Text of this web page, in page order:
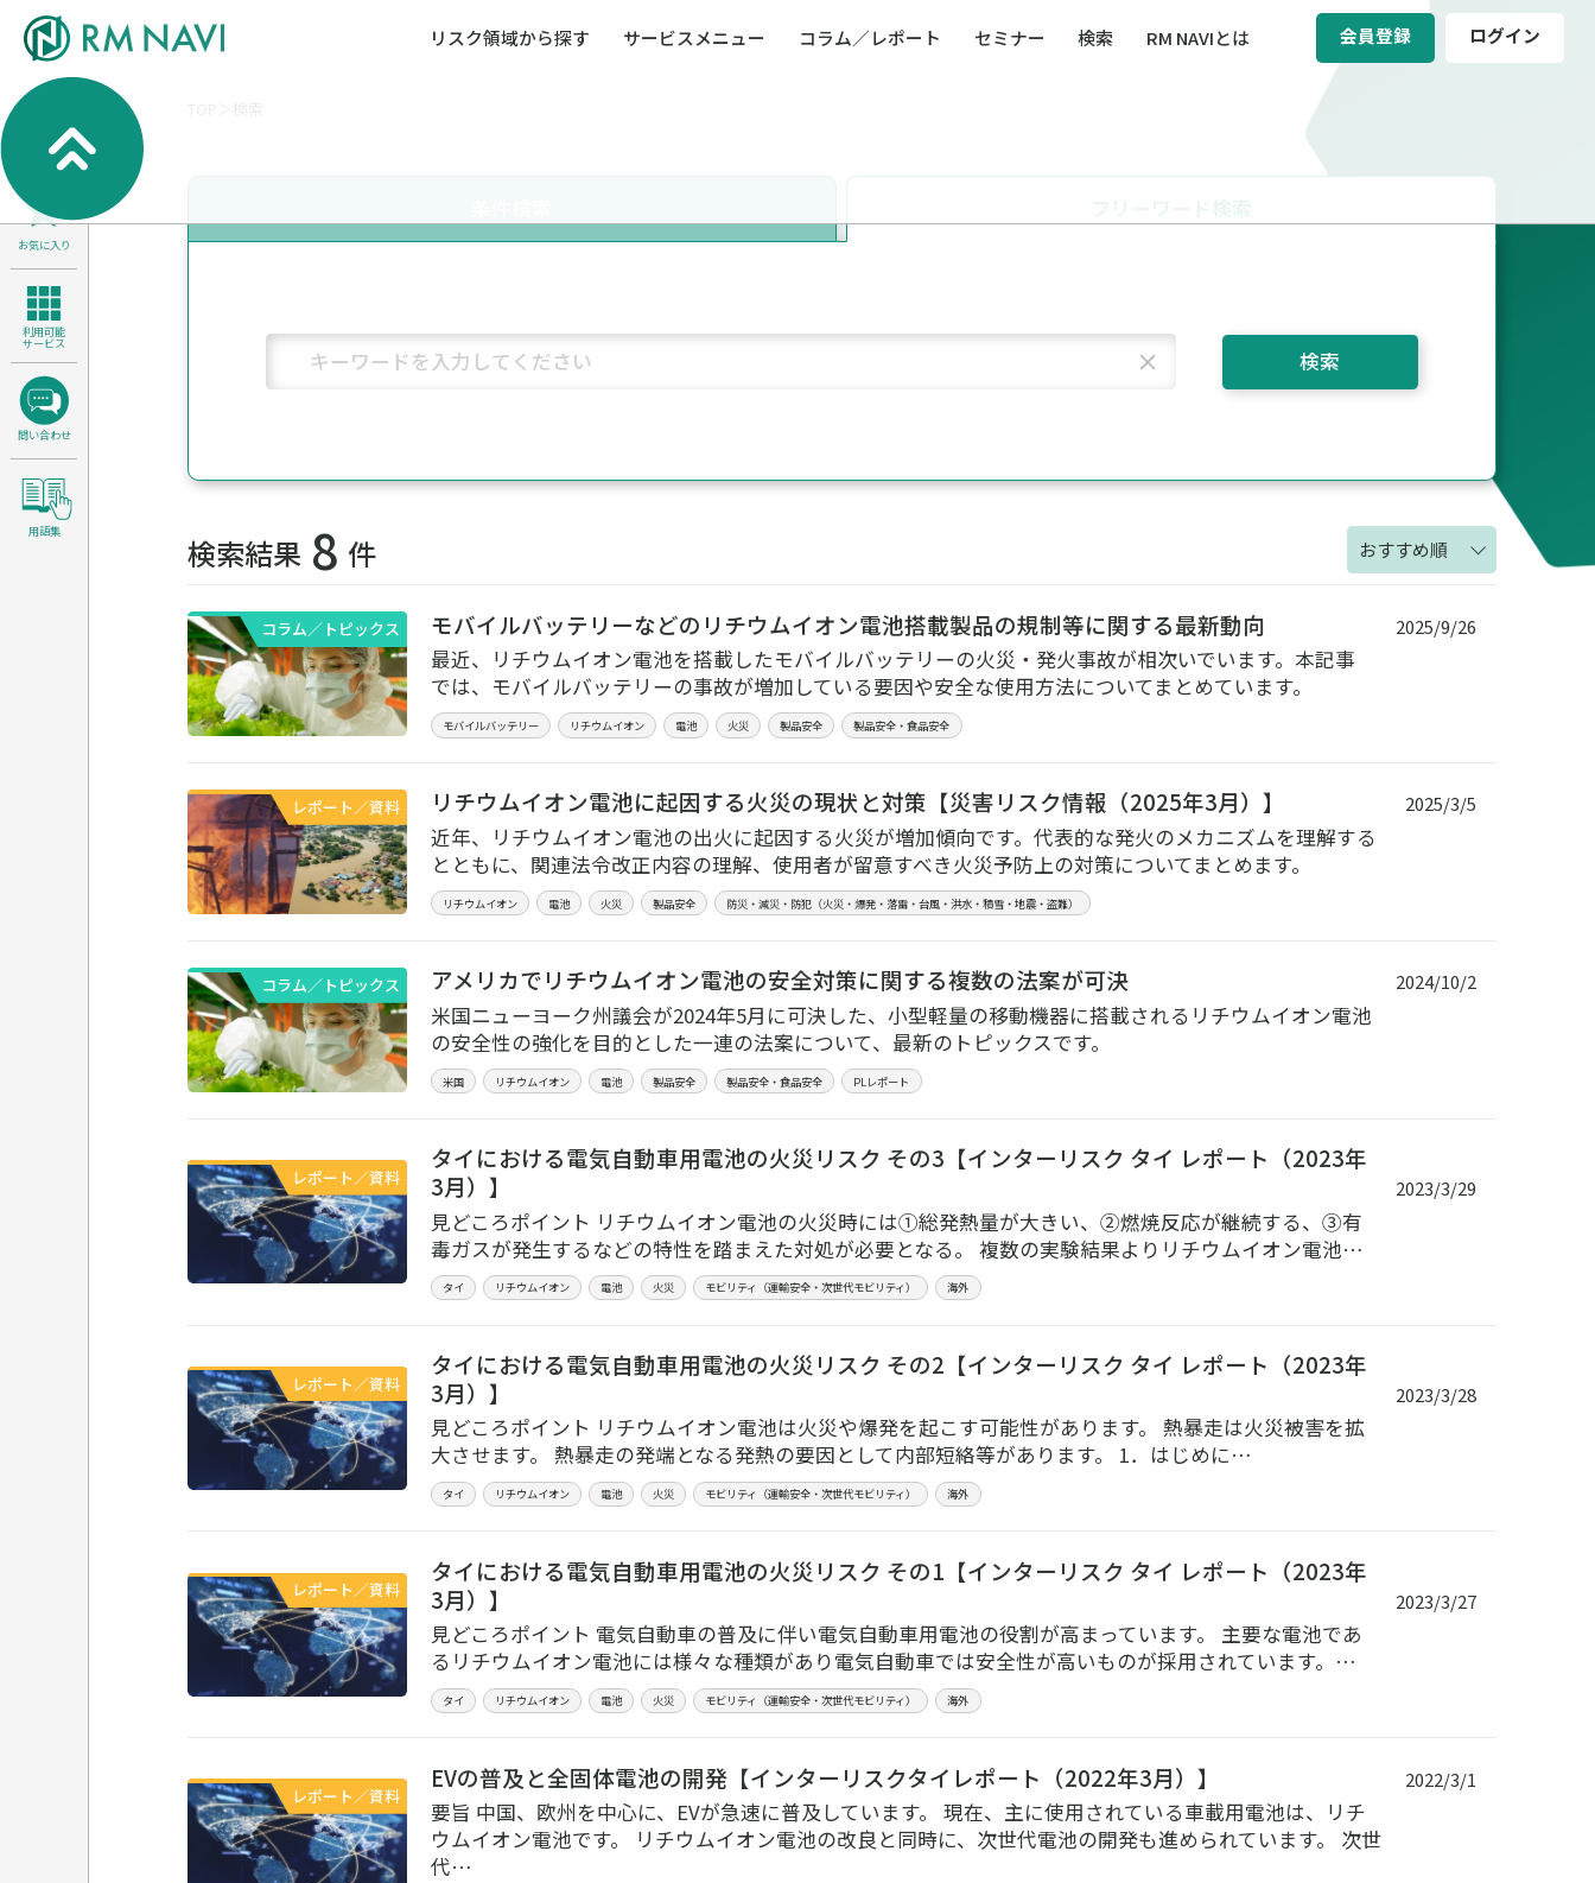
リスク領域から探す サービスメニュー コラム／レポート セミナー 検索 RM NAVIとは 会員登録 ログイン
健康経営・人事・組織課題解決支援（含むメンモビリティ（運輸安全・次世代モビリティ）
サステナビリティ経営支援
人権・人的資本課題解決支援
安全文化醸成／労働安全衛生
検索
お気に入り
利用可能
サービス
問い合わせ
用語集
フリーワード検索
検索
検索結果 8 件 おすすめ順
コラム／トピックス モバイルバッテリーなどのリチウムイオン電池搭載製品の規制等に関する最新動向
最近、リチウムイオン電池を搭載したモバイルバッテリーの火災・発火事故が相次いでいます。本記事
では、モバイルバッテリーの事故が増加している要因や安全な使用方法についてまとめています。
モバイルバッテリー リチウムイオン 電池 火災 製品安全 製品安全・食品安全
2025/9/26
レポート／資料 リチウムイオン電池に起因する火災の現状と対策【災害リスク情報（2025年3月）】
近年、リチウムイオン電池の出火に起因する火災が増加傾向です。代表的な発火のメカニズムを理解する
とともに、関連法令改正内容の理解、使用者が留意すべき火災予防上の対策についてまとめます。
リチウムイオン 電池 火災 製品安全 防災・減災・防犯（火災・爆発・落雷・台風・洪水・積雪・地震・盗難）
2025/3/5
コラム／トピックス アメリカでリチウムイオン電池の安全対策に関する複数の法案が可決
米国ニューヨーク州議会が2024年5月に可決した、小型軽量の移動機器に搭載されるリチウムイオン電池
の安全性の強化を目的とした一連の法案について、最新のトピックスです。
米国 リチウムイオン 電池 製品安全 製品安全・食品安全 PLレポート
2024/10/2
レポート／資料
タイにおける電気自動車用電池の火災リスク その3【インターリスク タイ レポート（2023年
3月）】
見どころポイント リチウムイオン電池の火災時には①総発熱量が大きい、②燃焼反応が継続する、③有
毒ガスが発生するなどの特性を踏まえた対処が必要となる。 複数の実験結果よりリチウムイオン電池…
タイ リチウムイオン 電池 火災 モビリティ（運輸安全・次世代モビリティ） 海外
2023/3/29
レポート／資料
タイにおける電気自動車用電池の火災リスク その2【インターリスク タイ レポート（2023年
3月）】
見どころポイント リチウムイオン電池は火災や爆発を起こす可能性があります。 熱暴走は火災被害を拡
大させます。 熱暴走の発端となる発熱の要因として内部短絡等があります。 1．はじめに…
タイ リチウムイオン 電池 火災 モビリティ（運輸安全・次世代モビリティ） 海外
2023/3/28
レポート／資料
タイにおける電気自動車用電池の火災リスク その1【インターリスク タイ レポート（2023年
3月）】
見どころポイント 電気自動車の普及に伴い電気自動車用電池の役割が高まっています。 主要な電池であ
るリチウムイオン電池には様々な種類があり電気自動車では安全性が高いものが採用されています。…
タイ リチウムイオン 電池 火災 モビリティ（運輸安全・次世代モビリティ） 海外
2023/3/27
レポート／資料
EVの普及と全固体電池の開発【インターリスクタイレポート（2022年3月）】
要旨 中国、欧州を中心に、EVが急速に普及しています。 現在、主に使用されている車載用電池は、リチ
ウムイオン電池です。 リチウムイオン電池の改良と同時に、次世代電池の開発も進められています。 次世
代…
2022/3/1